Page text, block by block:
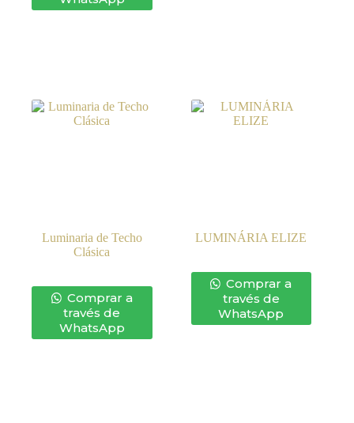
Luminaria de Techo
Clásica
Comprar a
través de
WhatsApp
LUMINÁRIA ELIZE
Comprar a
través de
WhatsApp